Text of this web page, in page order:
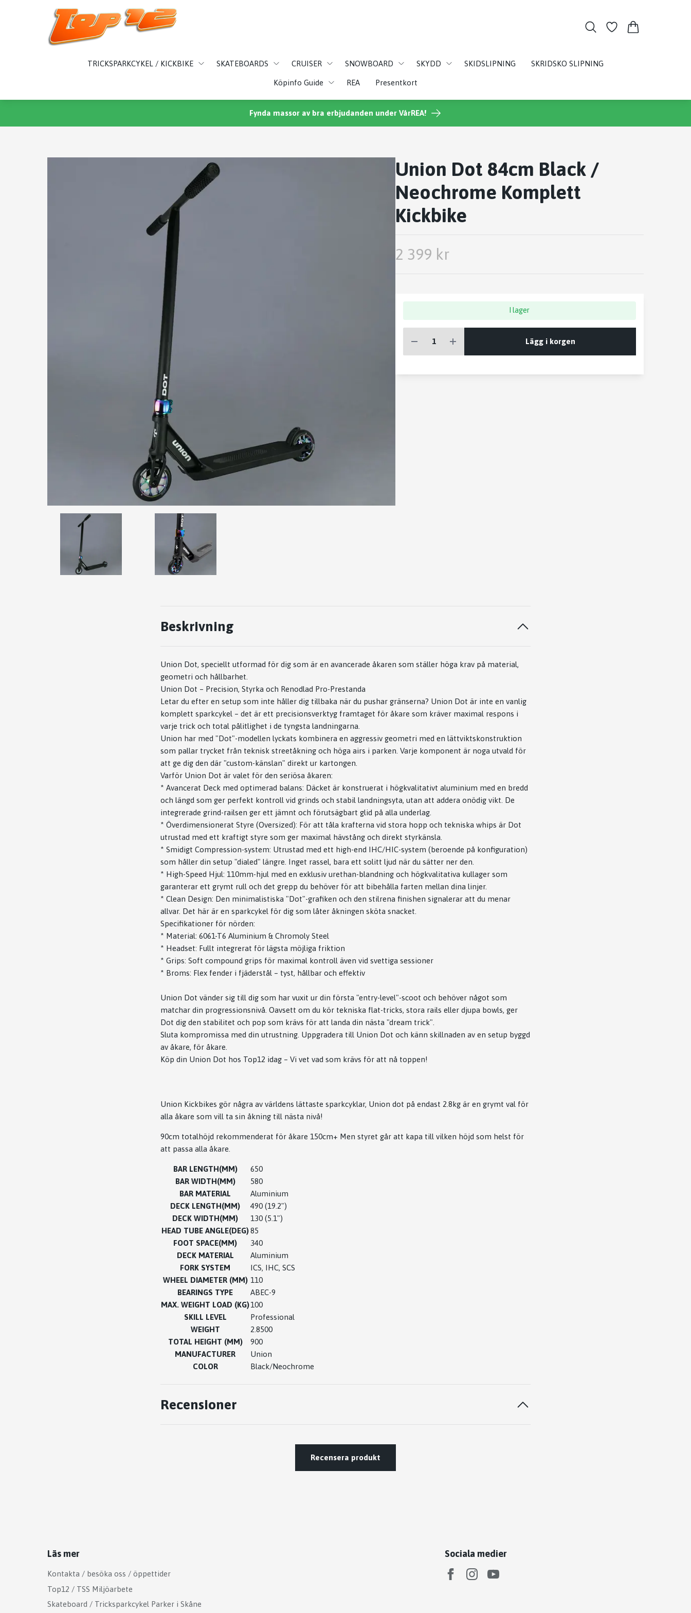
TRICKSPARKCYKEL / KICKBIKE SKATEBOARDS CRUISER SNOWBOARD SKYDD SKIDSLIPNING SKRIDSKO SLIPNING
Köpinfo Guide REA Presentkort
Fynda massor av bra erbjudanden under VårREA!
Union Dot 84cm Black /
Neochrome Komplett
Kickbike
2 399 kr
I lager
Lägg i korgen
Beskrivning
Union Dot, speciellt utformad för dig som är en avancerade åkaren som ställer höga krav på material,
geometri och hållbarhet.
Union Dot – Precision, Styrka och Renodlad Pro-Prestanda
Letar du efter en setup som inte håller dig tillbaka när du pushar gränserna? Union Dot är inte en vanlig
komplett sparkcykel – det är ett precisionsverktyg framtaget för åkare som kräver maximal respons i
varje trick och total pålitlighet i de tyngsta landningarna.
Union har med "Dot"-modellen lyckats kombinera en aggressiv geometri med en lättviktskonstruktion
som pallar trycket från teknisk streetåkning och höga airs i parken. Varje komponent är noga utvald för
att ge dig den där "custom-känslan" direkt ur kartongen.
Varför Union Dot är valet för den seriösa åkaren:
* Avancerat Deck med optimerad balans: Däcket är konstruerat i högkvalitativt aluminium med en bredd
och längd som ger perfekt kontroll vid grinds och stabil landningsyta, utan att addera onödig vikt. De
integrerade grind-railsen ger ett jämnt och förutsägbart glid på alla underlag.
* Överdimensionerat Styre (Oversized): För att tåla krafterna vid stora hopp och tekniska whips är Dot
utrustad med ett kraftigt styre som ger maximal hävstång och direkt styrkänsla.
* Smidigt Compression-system: Utrustad med ett high-end IHC/HIC-system (beroende på konfiguration)
som håller din setup "dialed" längre. Inget rassel, bara ett solitt ljud när du sätter ner den.
* High-Speed Hjul: 110mm-hjul med en exklusiv urethan-blandning och högkvalitativa kullager som
garanterar ett grymt rull och det grepp du behöver för att bibehålla farten mellan dina linjer.
* Clean Design: Den minimalistiska "Dot"-grafiken och den stilrena finishen signalerar att du menar
allvar. Det här är en sparkcykel för dig som låter åkningen sköta snacket.
Specifikationer för nörden:
* Material: 6061-T6 Aluminium & Chromoly Steel
* Headset: Fullt integrerat för lägsta möjliga friktion
* Grips: Soft compound grips för maximal kontroll även vid svettiga sessioner
* Broms: Flex fender i fjäderstål – tyst, hållbar och effektiv
Union Dot vänder sig till dig som har vuxit ur din första "entry-level"-scoot och behöver något som
matchar din progressionsnivå. Oavsett om du kör tekniska flat-tricks, stora rails eller djupa bowls, ger
Dot dig den stabilitet och pop som krävs för att landa din nästa "dream trick".
Sluta kompromissa med din utrustning. Uppgradera till Union Dot och känn skillnaden av en setup byggd
av åkare, för åkare.
Köp din Union Dot hos Top12 idag – Vi vet vad som krävs för att nå toppen!
Union Kickbikes gör några av världens lättaste sparkcyklar, Union dot på endast 2.8kg är en grymt val för
alla åkare som vill ta sin åkning till nästa nivå!
90cm totalhöjd rekommenderat för åkare 150cm+ Men styret går att kapa till vilken höjd som helst för
att passa alla åkare.
BAR LENGTH(MM)
650
BAR WIDTH(MM)
580
BAR MATERIAL
Aluminium
DECK LENGTH(MM)
490 (19.2")
DECK WIDTH(MM)
130 (5.1")
HEAD TUBE ANGLE(DEG)85
FOOT SPACE(MM)
340
DECK MATERIAL
Aluminium
FORK SYSTEM
ICS, IHC, SCS
WHEEL DIAMETER (MM) 110
BEARINGS TYPE
ABEC-9
MAX. WEIGHT LOAD (KG)100
SKILL LEVEL
Professional
WEIGHT
2.8500
TOTAL HEIGHT (MM)
900
MANUFACTURER
Union
COLOR
Black/Neochrome
Recensioner
Recensera produkt
Läs mer
Kontakta / besöka oss / öppettider
Top12 / TSS Miljöarbete
Skateboard / Tricksparkcykel Parker i Skåne
Sociala medier